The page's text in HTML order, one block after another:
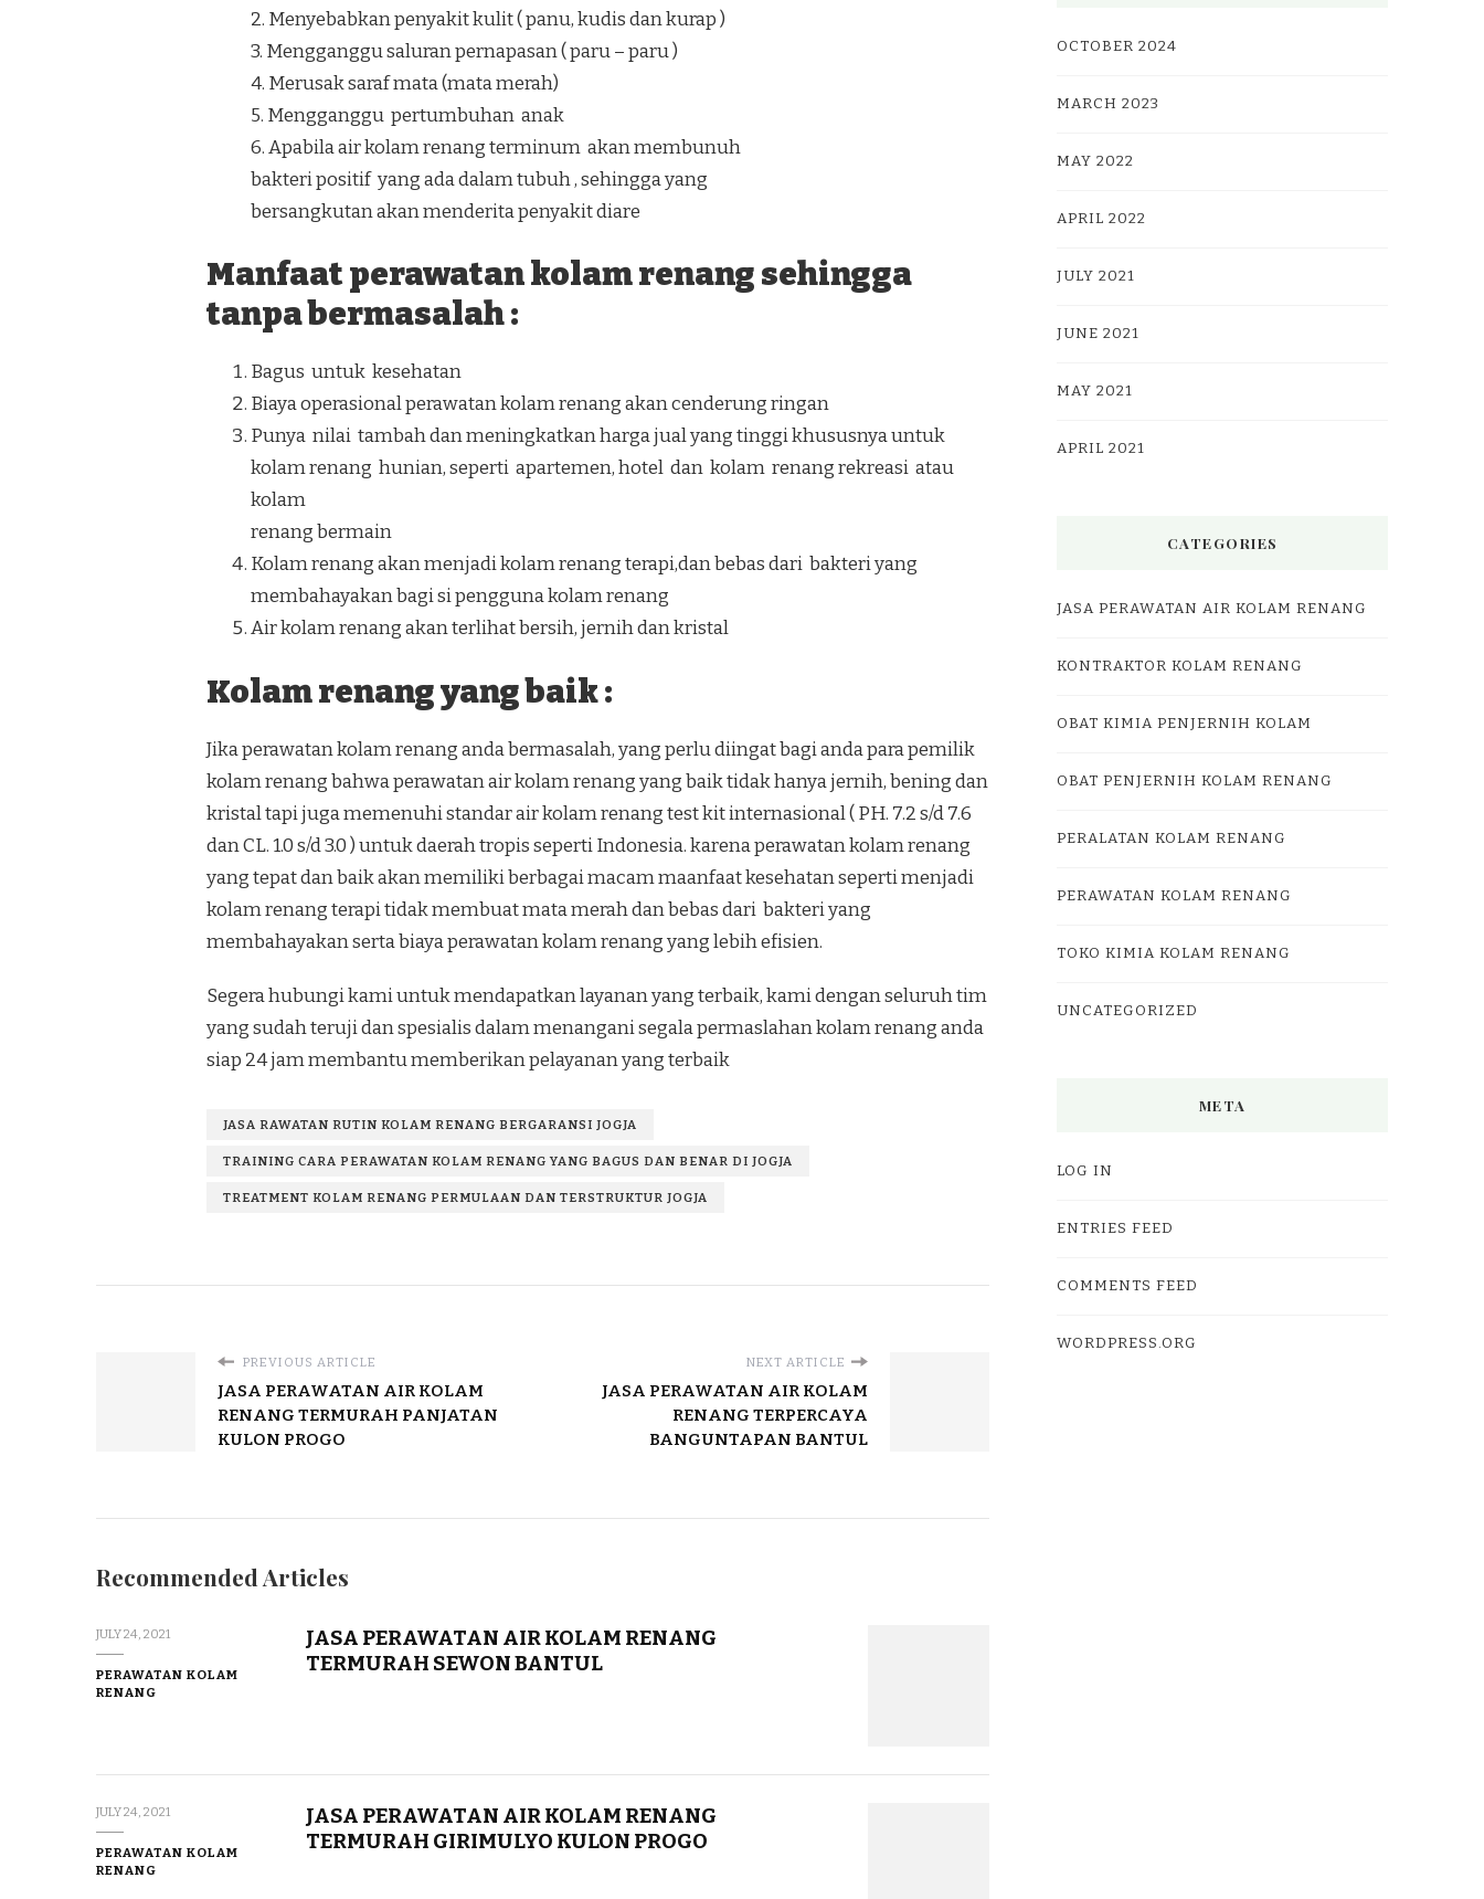
2. Menyebabkan penyakit kulit ( panu, kudis dan kurap )
3. Mengganggu saluran pernapasan ( paru – paru )
4. Merusak saraf mata (mata merah)
5. Mengganggu pertumbuhan anak
6. Apabila air kolam renang terminum akan membunuh
bakteri positif yang ada dalam tubuh , sehingga yang
bersangkutan akan menderita penyakit diare
Manfaat perawatan kolam renang sehingga
tanpa bermasalah :
Bagus untuk kesehatan
Biaya operasional perawatan kolam renang akan cenderung ringan
Punya nilai tambah dan meningkatkan harga jual yang tinggi khususnya untuk
kolam renang hunian, seperti apartemen, hotel dan kolam renang rekreasi atau
kolam
renang bermain
Kolam renang akan menjadi kolam renang terapi,dan bebas dari bakteri yang
membahayakan bagi si pengguna kolam renang
Air kolam renang akan terlihat bersih, jernih dan kristal
Kolam renang yang baik :
Jika perawatan kolam renang anda bermasalah, yang perlu diingat bagi anda para pemilik
kolam renang bahwa perawatan air kolam renang yang baik tidak hanya jernih, bening dan
kristal tapi juga memenuhi standar air kolam renang test kit internasional ( PH. 7.2 s/d 7.6
dan CL. 1.0 s/d 3.0 ) untuk daerah tropis seperti Indonesia. karena perawatan kolam renang
yang tepat dan baik akan memiliki berbagai macam maanfaat kesehatan seperti menjadi
kolam renang terapi tidak membuat mata merah dan bebas dari bakteri yang
membahayakan serta biaya perawatan kolam renang yang lebih efisien.
Segera hubungi kami untuk mendapatkan layanan yang terbaik, kami dengan seluruh tim
yang sudah teruji dan spesialis dalam menangani segala permaslahan kolam renang anda
siap 24 jam membantu memberikan pelayanan yang terbaik
JASA RAWATAN RUTIN KOLAM RENANG BERGARANSI JOGJA
TRAINING CARA PERAWATAN KOLAM RENANG YANG BAGUS DAN BENAR DI JOGJA
TREATMENT KOLAM RENANG PERMULAAN DAN TERSTRUKTUR JOGJA
PREVIOUS ARTICLE
JASA PERAWATAN AIR KOLAM
RENANG TERMURAH PANJATAN
KULON PROGO
NEXT ARTICLE
JASA PERAWATAN AIR KOLAM
RENANG TERPERCAYA
BANGUNTAPAN BANTUL
Recommended Articles
JULY 24, 2021
PERAWATAN KOLAM
RENANG
JASA PERAWATAN AIR KOLAM RENANG
TERMURAH SEWON BANTUL
JULY 24, 2021
PERAWATAN KOLAM
RENANG
JASA PERAWATAN AIR KOLAM RENANG
TERMURAH GIRIMULYO KULON PROGO
OCTOBER 2024
MARCH 2023
MAY 2022
APRIL 2022
JULY 2021
JUNE 2021
MAY 2021
APRIL 2021
CATEGORIES
JASA PERAWATAN AIR KOLAM RENANG
KONTRAKTOR KOLAM RENANG
OBAT KIMIA PENJERNIH KOLAM
OBAT PENJERNIH KOLAM RENANG
PERALATAN KOLAM RENANG
PERAWATAN KOLAM RENANG
TOKO KIMIA KOLAM RENANG
UNCATEGORIZED
META
LOG IN
ENTRIES FEED
COMMENTS FEED
WORDPRESS.ORG